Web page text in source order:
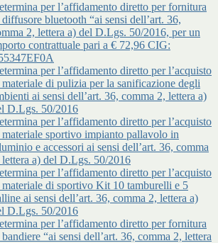
per l’affidamento diretto per fornitura
bluetooth “ai sensi dell’art. 36,
2, lettera a) del D.Lgs. 50/2016, per un
contrattuale pari a € 72,96 CIG:
per l’affidamento diretto per l’acquisto
di pulizia per la sanificazione degli
ai sensi dell’art. 36, comma 2, lettera a)
D.Lgs. 50/2016
per l’affidamento diretto per l’acquisto
sportivo impianto pallavolo in
e accessori ai sensi dell’art. 36, comma
lettera a) del D.Lgs. 50/2016
per l’affidamento diretto per l’acquisto
di sportivo Kit 10 tamburelli e 5
ai sensi dell’art. 36, comma 2, lettera a)
D.Lgs. 50/2016
per l’affidamento diretto per fornitura
“ai sensi dell’art. 36, comma 2, lettera